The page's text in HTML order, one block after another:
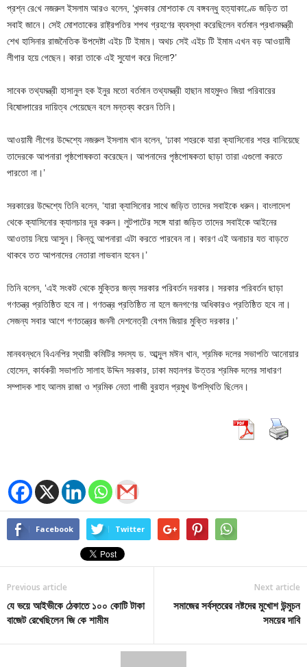
প্রশ্ন রে‌খে নজরুল ইসলাম আরও বলেন, ‘খন্দকার মোশতাক যে বঙ্গবন্ধু হত্যাকাণ্ডে জড়িত তা
সবাই জানে। সেই মোশতাকের রাষ্ট্রপতির শপথ গ্রহণের ব্যবস্থা করেছিলেন বর্তমান প্রধানমন্ত্রী
শেখ হাসিনার রাজনৈতিক উপদেষ্টা এইচ টি ইমাম। অথচ সেই এইচ টি ইমাম এখন বড় আওয়ামী
লীগার হয়ে গেছেন। কারা তাকে এই সুযোগ করে দিলো?’
সাবেক তথ্যমন্ত্রী হাসানুল হক ইনুর মতো বর্তমান তথ্যমন্ত্রী হাছান মাহমুদও জিয়া পরিবারের
বিষোদ্গারের দায়িত্ব পেয়েছেন বলে মন্তব্য করেন তিনি।
আওয়ামী লীগের উদ্দেশ্যে নজরুল ইসলাম খান বলেন, ‘ঢাকা শহরকে যারা ক্যাসিনোর শহর বানিয়েছে
তাদেরকে আপনারা পৃষ্ঠপোষকতা করেছেন। আপনাদের পৃষ্ঠপোষকতা ছাড়া তারা এগুলো করতে
পারতো না।’
সরকারের উদ্দেশ্যে তিনি বলেন, ‘যারা ক্যাসিনোর সাথে জড়িত তাদের সবাইকে ধরুন। বাংলাদেশ
থেকে ক্যাসিনোর ক্যালচার দূর করুন। লুটপাটের সঙ্গে যারা জড়িত তাদের সবাইকে আইনের
আওতায় নিয়ে আসুন। কিন্তু আপনারা এটা করতে পারবেন না। কারণ এই অনাচার যত বাড়তে
থাকবে তত আপনাদের নেতারা লাভবান হবেন।’
তিনি বলেন, ‘এই সংকট থেকে মুক্তির জন্য সরকার পরিবর্তন দরকার। সরকার পরিবর্তন ছাড়া
গণতন্ত্র প্রতিষ্ঠিত হবে না। গণতন্ত্র প্রতিষ্ঠিত না হলে জনগণের অধিকারও প্রতিষ্ঠিত হবে না।
সেজন্য সবার আগে গণতন্ত্রের জননী দেশনেত্রী বেগম জিয়ার মুক্তি দরকার।’
মানববন্ধনে ‌বিএন‌পির স্থায়ী ক‌মি‌টির সদস্য ড. আব্দ‌ুল মঈন খান, শ্রমিক দলের সভাপতি আনোয়ার
হোসেন, কার্যকরী সভাপতি সালাহ উদ্দিন সরকার, ঢাকা মহানগর উত্তর শ্রমিক দলের সাধারণ
সম্পাদক শাহ আলম রাজা ও শ্রমিক নেতা গাজী বুরহান প্রমুখ উপ‌স্থি‌তি ছি‌লেন।
Facebook Twitter
Previous article
যে ভয়ে আইভীকে ঠেকাতে ১০০ কোটি টাকা
বাজেট রেখেছিলেন জি কে শামীম
Next article
সমাজের সর্বস্তরের নষ্টদের মুখোশ উন্মুচন
সময়ের দাবি